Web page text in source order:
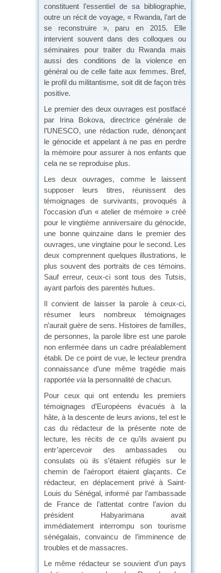
constituent l’essentiel de sa bibliographie,
outre un récit de voyage, « Rwanda, l’art de
se reconstruire », paru en 2015. Elle
intervient souvent dans des colloques ou
séminaires pour traiter du Rwanda mais
aussi des conditions de la violence en
général ou de celle faite aux femmes. Bref,
le profil du militantisme, soit dit de façon très
positive.
Le premier des deux ouvrages est postfacé
par Irina Bokova, directrice générale de
l’UNESCO, une rédaction rude, dénonçant
le génocide et appelant à ne pas en perdre
la mémoire pour assurer à nos enfants que
cela ne se reproduise plus.
Les deux ouvrages, comme le laissent
supposer leurs titres, réunissent des
témoignages de survivants, provoqués à
l’occasion d’un « atelier de mémoire » créé
pour le vingtième anniversaire du génocide,
une bonne quinzaine dans le premier des
ouvrages, une vingtaine pour le second. Les
deux comprennent quelques illustrations, le
plus souvent des portraits de ces témoins.
Sauf erreur, ceux-ci sont tous des Tutsis,
ayant parfois des parentés hutues.
Il convient de laisser la parole à ceux-ci,
résumer leurs nombreux témoignages
n’aurait guère de sens. Histoires de familles,
de personnes, la parole libre est une parole
non enfermée dans un cadre préalablement
établi. De ce point de vue, le lecteur prendra
connaissance d’une même tragédie mais
rapportée via la personnalité de chacun.
Pour ceux qui ont entendu les premiers
témoignages d’Européens évacués à la
hâte, à la descente de leurs avions, tel est le
cas du rédacteur de la présente note de
lecture, les récits de ce qu’ils avaient pu
entr’apercevoir des ambassades ou
consulats où ils s’étaient réfugiés sur le
chemin de l’aéroport étaient glaçants. Ce
rédacteur, en déplacement privé à Saint-
Louis du Sénégal, informé par l’ambassade
de France de l’attentat contre l’avion du
président Habyarimana avait
immédiatement interrompu son tourisme
sénégalais, convaincu de l’imminence de
troubles et de massacres.
Le même rédacteur se souvient d’un pays